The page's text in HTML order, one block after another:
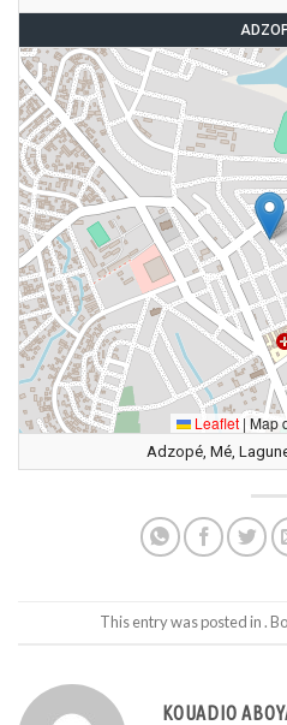
Leaflet | Map
Adzopé, Mé,
This entry was posted in .
KOUADIO